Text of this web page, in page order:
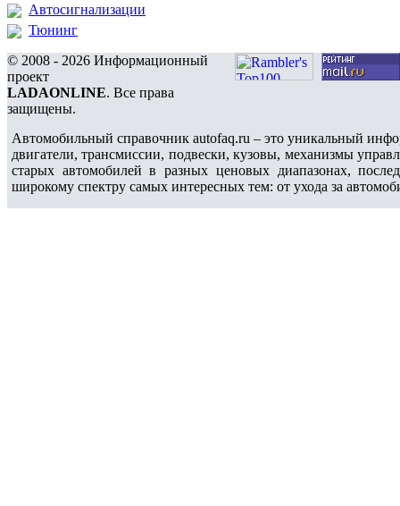
Автосигнализации
Тюнинг
© 2008 - 2026 Информационный
проект
LADAONLINE. Все права
защищены.
Автомобильный справочник autofaq.ru – это уникальный
двигатели, трансмиссии, подвески, кузовы, механизмы
старых автомобилей в разных ценовых диапазонах,
широкому спектру самых интересных тем: от ухода за